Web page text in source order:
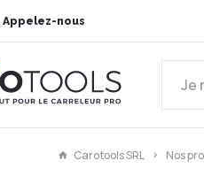
Appelez-nous
Carotools SRL Nos